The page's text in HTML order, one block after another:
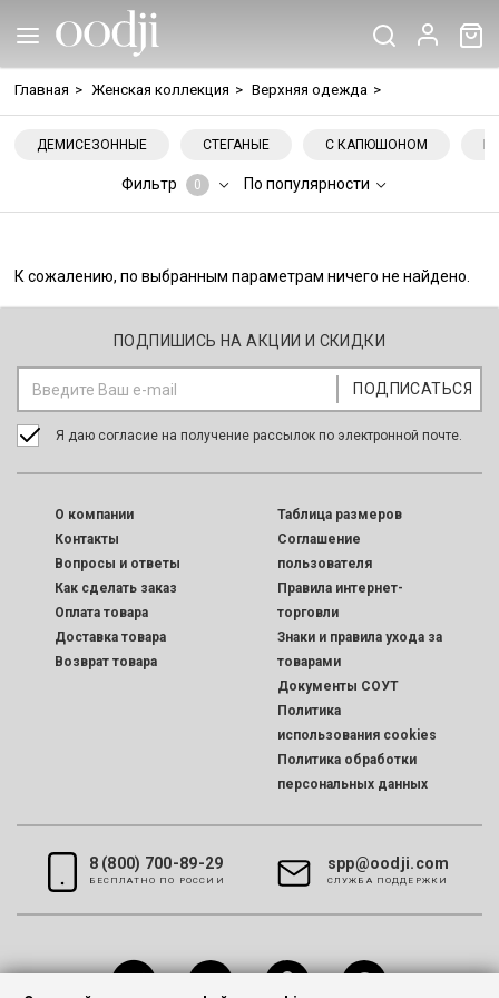
Главная > Женская коллекция > Верхняя одежда >
ДЕМИСЕЗОННЫЕ СТЕГАНЫЕ С КАПЮШОНОМ
Фильтр 0 По популярности
К сожалению, по выбранным параметрам ничего не найдено.
ПОДПИШИСЬ НА АКЦИИ И СКИДКИ
Я даю согласие на получение рассылок по электронной почте.
O компании
Контакты
Вопросы и ответы
Как сделать заказ
Оплата товара
Доставка товара
Возврат товара
Таблица размеров
Соглашение
пользователя
Правила интернет-
торговли
Знаки и правила ухода за
товарами
Документы СОУТ
Политика
использования cookies
Политика обработки
персональных данных
8 (800) 700-89-29
БЕСПЛАТНО ПО РОССИИ
spp@oodji.com
CЛУЖБА ПОДДЕРЖКИ